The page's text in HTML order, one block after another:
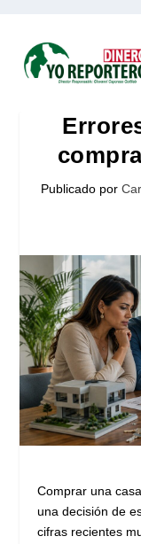
Publicado por
Comprar una
una decisión de
cifras recientes